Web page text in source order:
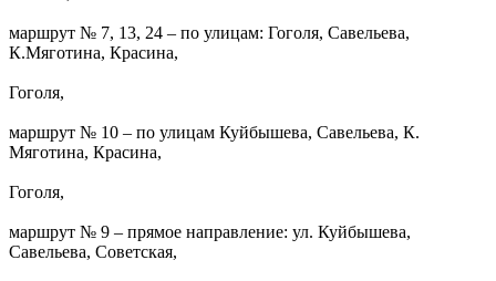
маршрут № 7, 13, 24 – по улицам: Гоголя, Савельева,
К.Мяготина, Красина,
Гоголя,
маршрут № 10 – по улицам Куйбышева, Савельева, К.
Мяготина, Красина,
Гоголя,
маршрут № 9 – прямое направление: ул. Куйбышева,
Савельева, Советская,